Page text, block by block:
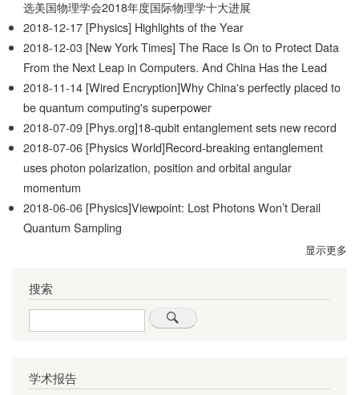
选美国物理学会2018年度国际物理学十大进展
2018-12-17 [Physics] Highlights of the Year
2018-12-03 [New York Times] The Race Is On to Protect Data
From the Next Leap in Computers. And China Has the Lead
2018-11-14 [Wired Encryption]Why China's perfectly placed to
be quantum computing's superpower
2018-07-09 [Phys.org]18-qubit entanglement sets new record
2018-07-06 [Physics World]Record-breaking entanglement
uses photon polarization, position and orbital angular
momentum
2018-06-06 [Physics]Viewpoint: Lost Photons Won’t Derail
Quantum Sampling
显示更多
搜索
Search
学术报告